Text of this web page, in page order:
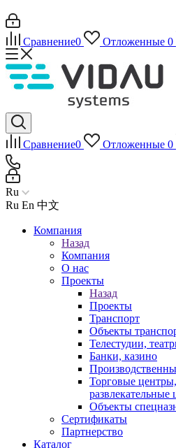
Сравнение0 Отложенные 0
Сравнение0 Отложенные 0
Ru
Ru En 中文
Компания
Назад
Компания
О нас
Проекты
Назад
Проекты
Транспорт
Объекты
Телестудии,
Банки, казино
Торговые
развлекательные
Объекты
Сертификаты
Партнерство
Каталог